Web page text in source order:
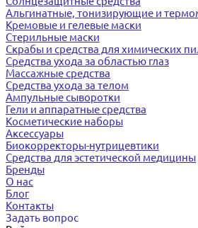
Альгинатные, тонизирующие и
Кремовые и гелевые маски
Стерильные маски
Скрабы и средства для химических
Средства ухода за областью глаз
Массажные средства
Средства ухода за телом
Ампульные сыворотки
Гели и аппаратные средства
Косметические наборы
Аксессуары
Биокорректоры-нутрицевтики
Средства для эстетической медицины
Бренды
О нас
Блог
Контакты
Задать вопрос